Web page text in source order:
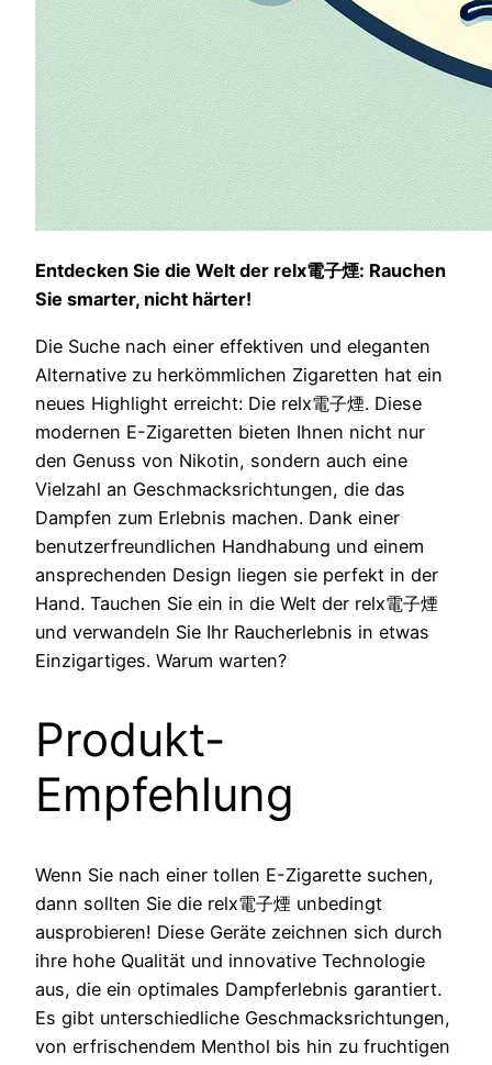
Entdecken Sie die Welt der relx電子煙: Rauchen
Sie smarter, nicht härter!
Die Suche nach einer effektiven und eleganten
Alternative zu herkömmlichen Zigaretten hat ein
neues Highlight erreicht: Die relx電子煙. Diese
modernen E-Zigaretten bieten Ihnen nicht nur
den Genuss von Nikotin, sondern auch eine
Vielzahl an Geschmacksrichtungen, die das
Dampfen zum Erlebnis machen. Dank einer
benutzerfreundlichen Handhabung und einem
ansprechenden Design liegen sie perfekt in der
Hand. Tauchen Sie ein in die Welt der relx電子煙
und verwandeln Sie Ihr Raucherlebnis in etwas
Einzigartiges. Warum warten?
Produkt-
Empfehlung
Wenn Sie nach einer tollen E-Zigarette suchen,
dann sollten Sie die relx電子煙 unbedingt
ausprobieren! Diese Geräte zeichnen sich durch
ihre hohe Qualität und innovative Technologie
aus, die ein optimales Dampferlebnis garantiert.
Es gibt unterschiedliche Geschmacksrichtungen,
von erfrischendem Menthol bis hin zu fruchtigen